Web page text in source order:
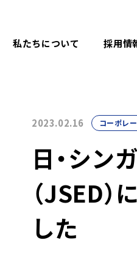
メディカルサービス
私たちについて 採用情
2023.02.16 コーポレ
日・シン
（JSED
した